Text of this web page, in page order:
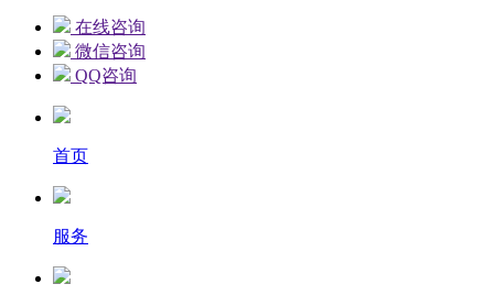
在线咨询
微信咨询
QQ咨询
首页
服务